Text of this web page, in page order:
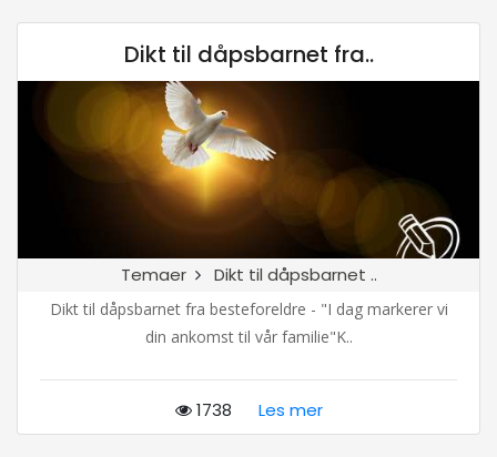
Dikt til dåpsbarnet fra..
Temaer Dikt til dåpsbarnet ..
Dikt til dåpsbarnet fra besteforeldre - "I dag markerer vi
din ankomst til vår familie"K..
1738 Les mer